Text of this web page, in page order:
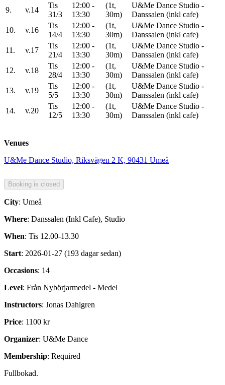
9.
v.14
Tis
31/3
12:00 -
13:30
(1t,
30m)
U&Me Dance Studio -
Danssalen (inkl cafe)
10.
v.16
Tis
14/4
12:00 -
13:30
(1t,
30m)
U&Me Dance Studio -
Danssalen (inkl cafe)
11.
v.17
Tis
21/4
12:00 -
13:30
(1t,
30m)
U&Me Dance Studio -
Danssalen (inkl cafe)
12.
v.18
Tis
28/4
12:00 -
13:30
(1t,
30m)
U&Me Dance Studio -
Danssalen (inkl cafe)
13.
v.19
Tis
5/5
12:00 -
13:30
(1t,
30m)
U&Me Dance Studio -
Danssalen (inkl cafe)
14.
v.20
Tis
12/5
12:00 -
13:30
(1t,
30m)
U&Me Dance Studio -
Danssalen (inkl cafe)
Venues
U&Me Dance Studio, Riksvägen 2 K, 90431 Umeå
City: Umeå
Where: Danssalen (Inkl Cafe), Studio
When: Tis 12.00-13.30
Start: 2026-01-27 (193 dagar sedan)
Occasions: 14
Level: Från Nybörjarmedel - Medel
Instructors: Jonas Dahlgren
Price: 1100 kr
Organizer: U&Me Dance
Membership: Required
Fullbokad.